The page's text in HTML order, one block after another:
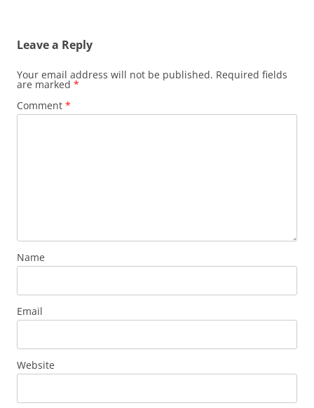
Leave a Reply
Your email address will not be published. Required fields
are marked *
Comment *
Name
Email
Website